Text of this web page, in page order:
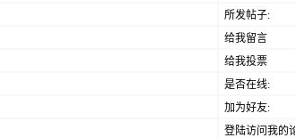
所发帖子:
给我留言
给我投票
是否在线:
加为好友:
登陆访问我的